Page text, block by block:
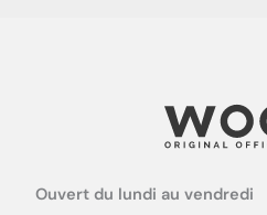
Ouvert du lundi au vendredi